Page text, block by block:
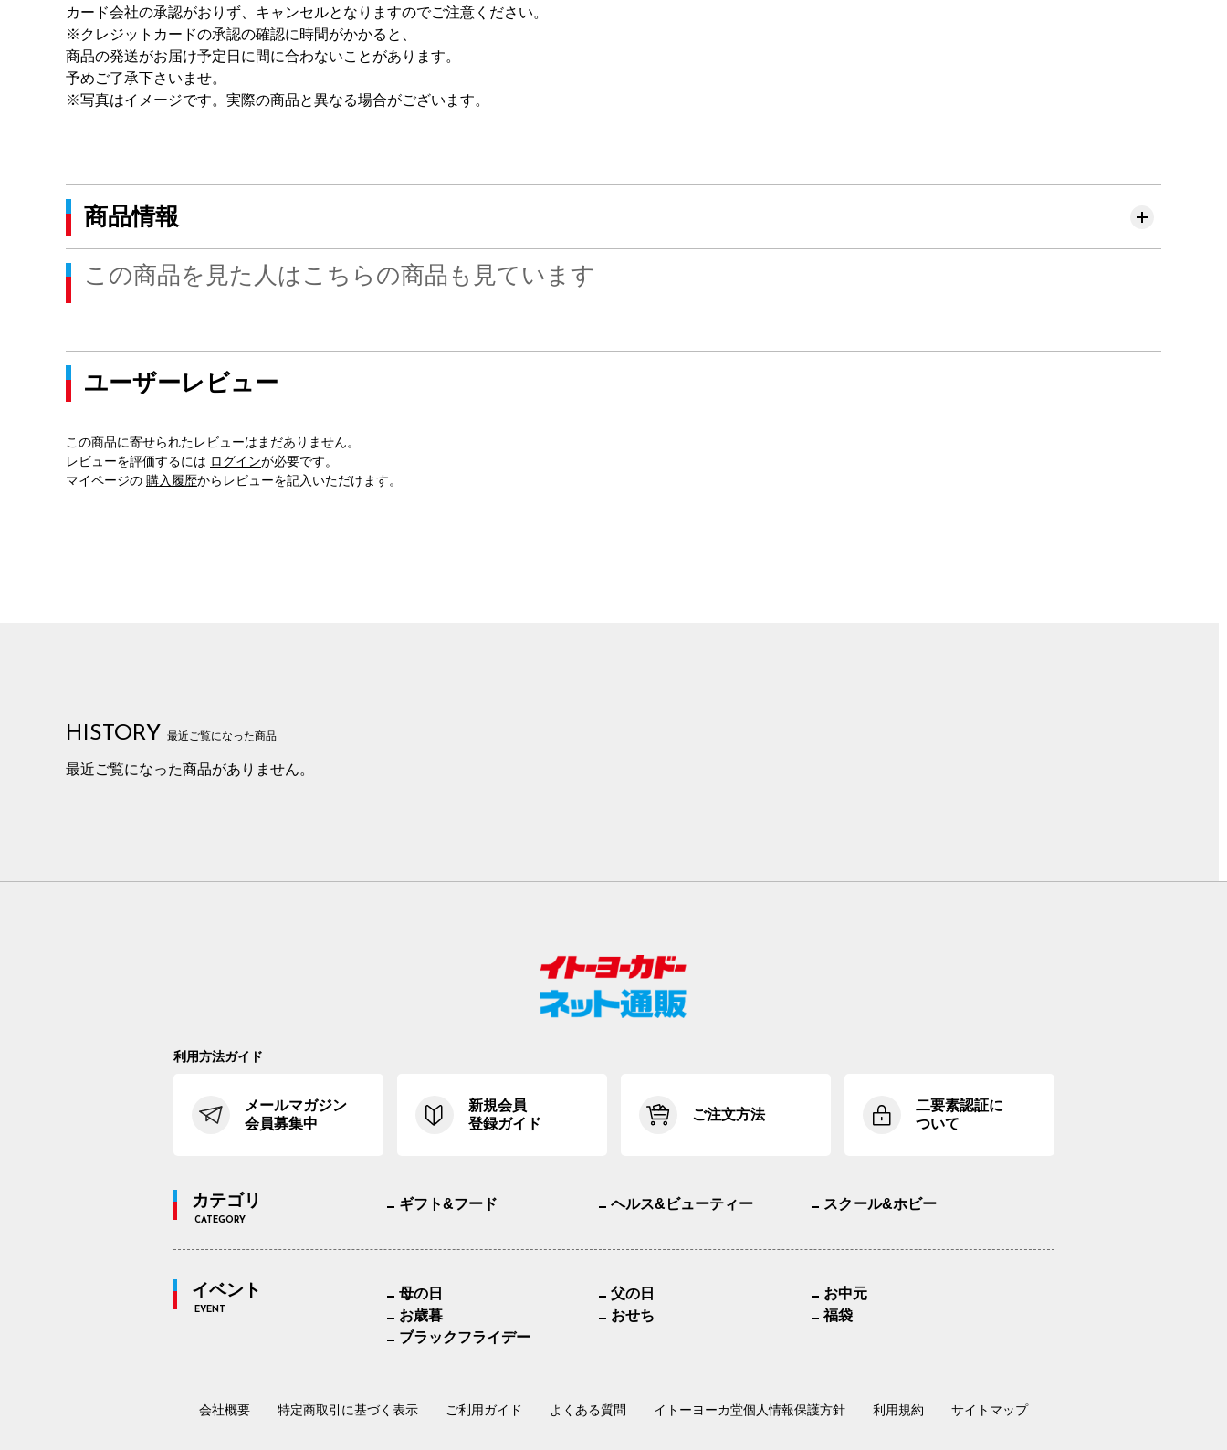
カード会社の承認がおりず、キャンセルとなりますのでご注意ください。
※クレジットカードの承認の確認に時間がかかると、
商品の発送がお届け予定日に間に合わないことがあります。
予めご了承下さいませ。
※写真はイメージです。実際の商品と異なる場合がございます。
商品情報
この商品を見た人はこちらの商品も見ています
ユーザーレビュー
この商品に寄せられたレビューはまだありません。
レビューを評価するには ログインが必要です。
マイページの 購入履歴からレビューを記入いただけます。
HISTORY 最近ご覧になった商品
最近ご覧になった商品がありません。
利用方法ガイド
メールマガジン
会員募集中
新規会員
登録ガイド
ご注文方法
二要素認証に
ついて
カテゴリ
CATEGORY
ギフト&フード ヘルス&ビューティー スクール&ホビー
イベント
EVENT
母の日 父の日
お中元
お歳暮
おせち
福袋
ブラックフライデー
会社概要 特定商取引に基づく表示 ご利用ガイド よくある質問 イトーヨーカ堂個人情報保護方針 利用規約 サイトマップ